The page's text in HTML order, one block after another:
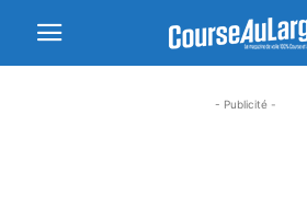
- Publicité -